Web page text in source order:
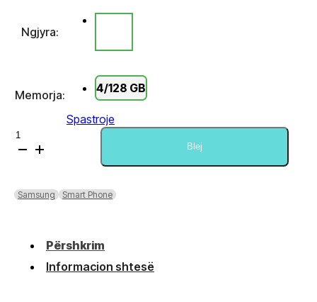
Ngjyra:
Memorja: 4/128 GB
Spastroje
Sasi
Samsung
Blej
Samsung Smart Phone
Përshkrim
Informacion shtesë